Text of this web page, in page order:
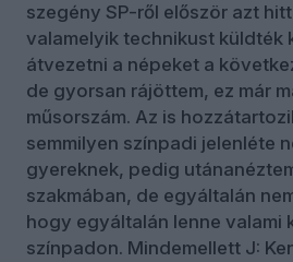
szegény SP-ről először azt
valamelyik technikust küldték
átvezetni a népeket a
de gyorsan rájöttem, ez már
műsorszám. Az is
semmilyen színpadi jelenléte
gyereknek, pedig
szakmában, de egyáltalán
hogy egyáltalán lenne valami
színpadon. Mindemellett J: